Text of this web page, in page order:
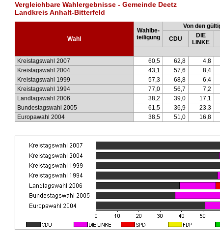
Vergleichbare Wahlergebnisse - Gemeinde Deetz
Landkreis Anhalt-Bitterfeld
Wahl
Wahlbe-
teiligung
Von den
CDU
DIE
LINKE
Kreistagswahl 2007 60,5 62,8
4,8
Kreistagswahl 2004
43,1 57,6
8,4
Kreistagswahl 1999
57,3 68,8
6,4
Kreistagswahl 1994
77,0 56,7
7,2
Landtagswahl 2006
38,2 39,0
17,1
Bundestagswahl 2005
61,5 36,9
23,3
Europawahl 2004
38,5 51,0 16,8